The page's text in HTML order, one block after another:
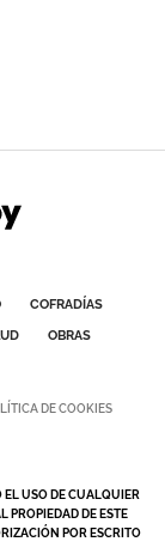
COFRADÍAS
OBRAS
DE COOKIES
EL USO DE CUALQUIER
PROPIEDAD DE ESTE
POR ESCRITO